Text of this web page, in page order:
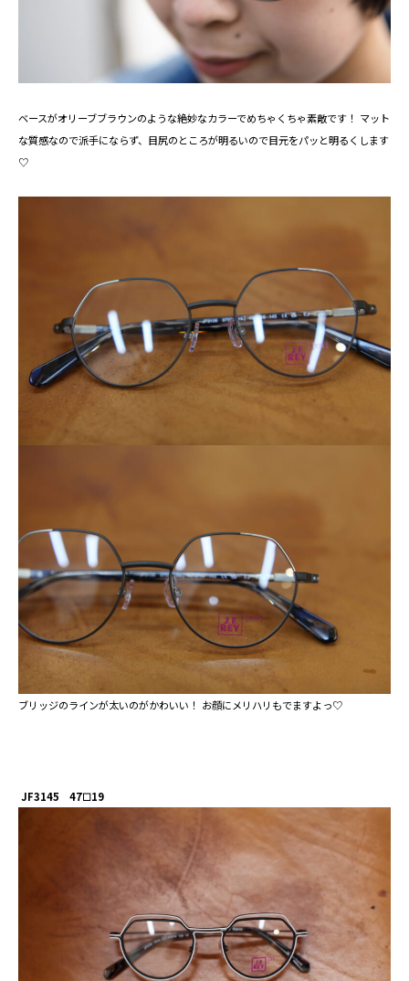
ベースがオリーブブラウンのような絶妙なカラーでめちゃくちゃ素敵です！ マット
な質感なので派手にならず、目尻のところが明るいので目元をパッと明るくします
♡
ブリッジのラインが太いのがかわいい！ お顔にメリハリもでますよっ♡
JF3145 47☐19